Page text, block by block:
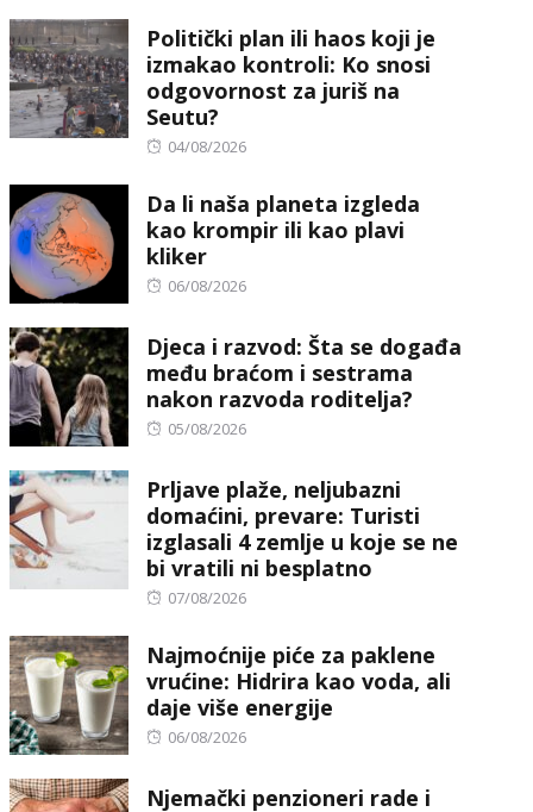
Politički plan ili haos koji je
izmakao kontroli: Ko snosi
odgovornost za juriš na
Seutu?
Posted
04/08/2026
Da li naša planeta izgleda
kao krompir ili kao plavi
kliker
Posted
06/08/2026
Djeca i razvod: Šta se događa
među braćom i sestrama
nakon razvoda roditelja?
Posted
05/08/2026
Prljave plaže, neljubazni
domaćini, prevare: Turisti
izglasali 4 zemlje u koje se ne
bi vratili ni besplatno
Posted
07/08/2026
Najmoćnije piće za paklene
vrućine: Hidrira kao voda, ali
daje više energije
Posted
06/08/2026
Njemački penzioneri rade i